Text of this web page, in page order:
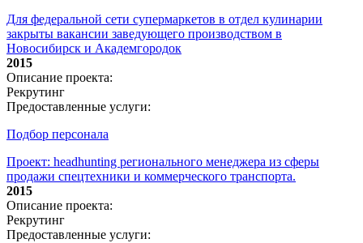
Для федеральной сети супермаркетов в отдел кулинарии
закрыты вакансии заведующего производством в
Новосибирск и Академгородок
2015
Описание проекта:
Рекрутинг
Предоставленные услуги:
Подбор персонала
Проект: headhunting регионального менеджера из сферы
продажи спецтехники и коммерческого транспорта.
2015
Описание проекта:
Рекрутинг
Предоставленные услуги: